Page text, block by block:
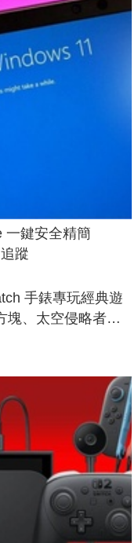
一鍵安全精簡
蹤
手錶專玩經典遊
塊、太空侵略者，